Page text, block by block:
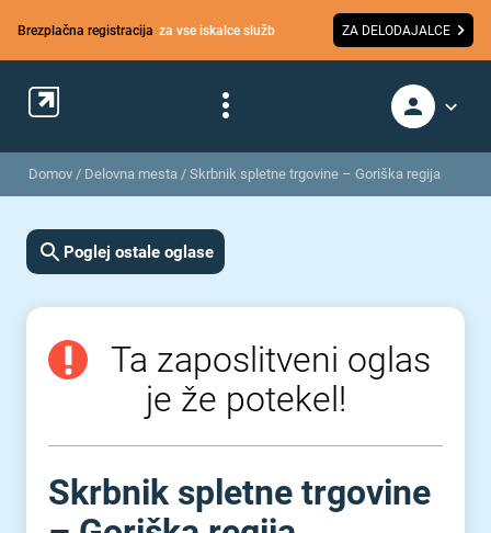
Brezplačna registracija za vse iskalce služb ZA DELODAJALCE
Domov / Delovna mesta / Skrbnik spletne trgovine – Goriška regija
Poglej ostale oglase
Ta zaposlitveni oglas
je že potekel!
Skrbnik spletne trgovine